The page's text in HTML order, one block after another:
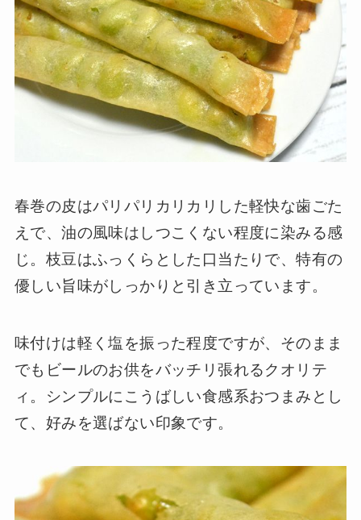
春巻の皮はパリパリカリカリした軽快な歯ごた
えで、油の風味はしつこくない程度に染みる感
じ。枝豆はふっくらとした口当たりで、特有の
優しい旨味がしっかりと引き立っています。
味付けは軽く塩を振った程度ですが、そのまま
でもビールのお供をバッチリ張れるクオリテ
ィ。シンプルにこうばしい食感系おつまみとし
て、好みを選ばない印象です。